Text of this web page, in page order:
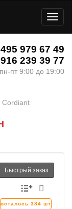
979 67 49
239 39 77
пн-пт 9:00 до 19:00
Cordiant
Быстрый заказ
осталось 384 шт